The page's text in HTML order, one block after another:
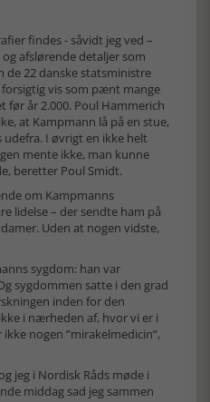
findes - såvidt jeg ved –
afslørende detaljer som
de 22 danske statsministre
vis som pænt mange
før år 2.000. Poul Hammerich
at Kampmann lå på en stue,
I øvrigt en ikke helt
mente ikke, man kunne
beretter Poul Smidt.
om Kampmanns
lidelse – der sendte ham på
Uden at nogen vidste,
sygdom: han var
sygdommen satte i den grad
inden for den
i nærheden af, hvor vi er i
nogen ”mirakelmedicin”,
jeg i Nordisk Råds møde i
middag sad jeg sammen